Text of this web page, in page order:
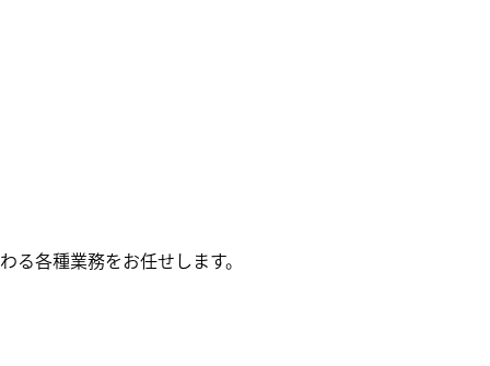
各種業務をお任せします。